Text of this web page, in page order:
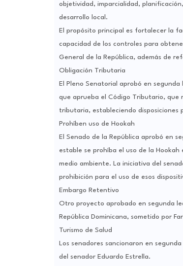
objetividad, imparcialidad,
desarrollo local.
El propósito principal es fortalecer la
capacidad de los controles para
General de la República, además de
Obligación Tributaria
El Pleno Senatorial aprobó en
que aprueba el Código Tributario, que
tributaria, estableciendo
Prohíben uso de Hookah
El Senado de la República aprobó en
estable se prohíba el uso de la
medio ambiente. La iniciativa del
prohibición para el uso de esos
Embargo Retentivo
Otro proyecto aprobado en segunda
República Dominicana, sometido por
Turismo de Salud
Los senadores sancionaron en
del senador Eduardo Estrella.